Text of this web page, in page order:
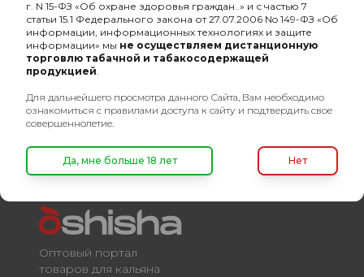
Фасовка-2 пакетика
безнал-Да
Оптовый портал
товаров для кальяна
г. N 15-ФЗ «Об охране здоровья граждан..» и с частью 7
статьи 15.1 Федерального закона от 27.07.2006 No 149-ФЗ «Об
информации, информационных технологиях и защите
информации» мы не осуществляем дистанционную
торговлю табачной и табакосодержащей
продукцией
Для дальнейшего просмотра данного Сайта, Вам необходимо
ознакомиться с правилами доступа к сайту и подтвердить свое
совершеннолетие.
Да, мне больше 18 лет Нет